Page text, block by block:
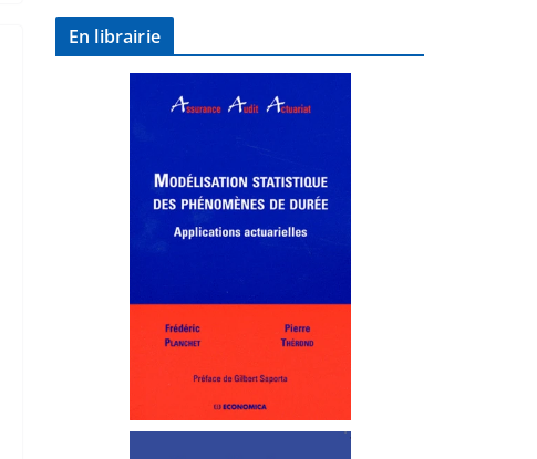
En librairie